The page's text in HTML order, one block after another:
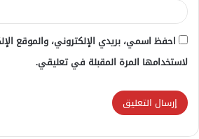
احفظ اسمي، بريدي الإلكتروني، والموقع
لاستخدامها المرة المقبلة في تعليقي.